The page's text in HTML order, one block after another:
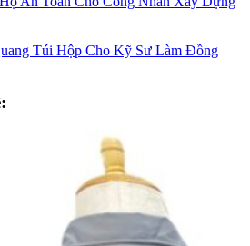
Túi Hộp Cho Kỹ Sư Làm Đồng